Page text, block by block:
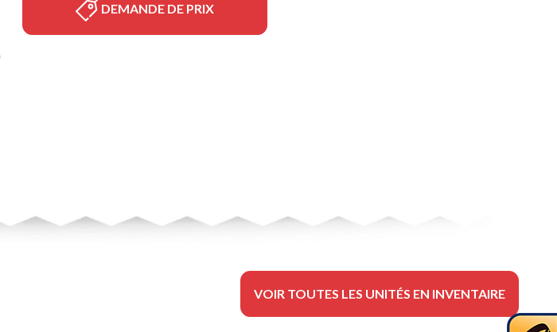
DEMANDE DE PRIX
VOIR TOUTES LES UNITÉS EN INVENTAIRE